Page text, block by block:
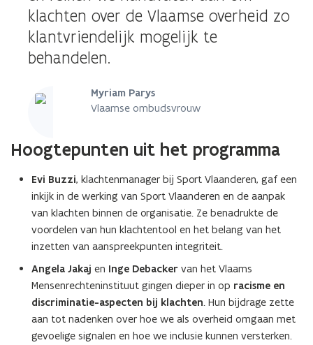
klachten over de Vlaamse overheid zo
klantvriendelijk mogelijk te
behandelen.
Myriam Parys
Vlaamse ombudsvrouw
Hoogtepunten uit het programma
Evi Buzzi, klachtenmanager bij Sport Vlaanderen, gaf een
inkijk in de werking van Sport Vlaanderen en de aanpak
van klachten binnen de organisatie. Ze benadrukte de
voordelen van hun klachtentool en het belang van het
inzetten van aanspreekpunten integriteit.
Angela Jakaj en Inge Debacker van het Vlaams
Mensenrechteninstituut gingen dieper in op racisme en
discriminatie-aspecten bij klachten. Hun bijdrage zette
aan tot nadenken over hoe we als overheid omgaan met
gevoelige signalen en hoe we inclusie kunnen versterken.